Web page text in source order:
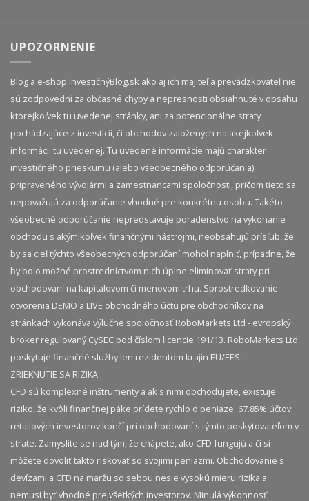
UPOZORNENIE
Blog a e-shop InvestičnýBlog.sk ako aj ich majiteľ a prevádzkovateľ nie
sú zodpovední za občasné chyby a nepresnosti obsiahnuté v obsahu
ktorejkoľvek tu uvedenej stránky, ani za potencionálne straty
pochádzajúce z investícií, či obchodov založených na akejkoľvek
informácii tu uvedenej. Tu uvedené informácie majú charakter
investičného prieskumu (alebo všeobecného odporúčania)
pripraveného vývojármi a zamestnancami spoločnosti, pričom tieto sa
nepovažujú za odporúčanie vhodné pre konkrétnu osobu. Takéto
všeobecné odporúčanie nepredstavuje poradenstvo na vykonanie
obchodu s akýmikoľvek finančnými nástrojmi, neobsahujú prísľub, že
by sa cieľ týchto všeobecných odporúčaní mohol naplniť, prípadne, že
by bolo možné prostredníctvom nich úplne eliminovať straty pri
obchodovaní na kapitálovom či menovom trhu. Sprostredkovanie
otvorenia DEMO a LIVE obchodného účtu pre obchodníkov na
stránkach vykonáva výlučne spoločnosť RoboMarkets Ltd - evropský
broker regulovaný CySEC pod číslom licencie 191/13. RoboMarkets Ltd
poskytuje finančné služby len rezidentom krajín EU/EES.
ZRIEKNUTIE SA RIZIKA
CFD sú komplexné inštrumenty a ak s nimi obchodujete, existuje
riziko, že kvôli finančnej páke prídete rychlo o peniaze. 67.85% účtov
retailových investorov končí pri obchodovaní s týmto poskytovateľom v
strate. Zamyslite se nad tým, že chápete, ako CFD fungujú a či si
môžete dovoliť takto riskovať so svojimi peniazmi. Obchodovanie s
devízami a CFD na maržu so sebou nesie vysokú mieru rizika a
nemusí byť vhodné pre všetkých investorov. Minulá výkonnosť